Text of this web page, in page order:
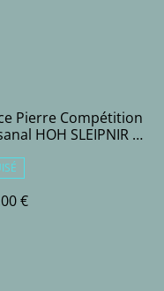
Pierre Compétition
HOH SLEIPNIR a
€